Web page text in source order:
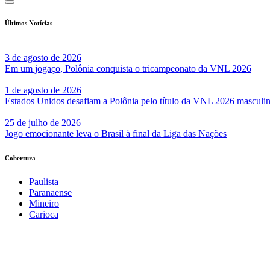
Últimos Notícias
3 de agosto de 2026
Em um jogaço, Polônia conquista o tricampeonato da VNL 2026
1 de agosto de 2026
Estados Unidos desafiam a Polônia pelo título da VNL 2026
25 de julho de 2026
Jogo emocionante leva o Brasil à final da Liga das Nações
Cobertura
Paulista
Paranaense
Mineiro
Carioca